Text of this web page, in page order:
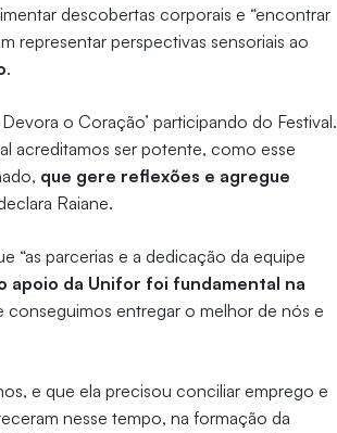
descobertas corporais e “encontrar
representar perspectivas sensoriais ao
.
o Coração’ participando do Festival.
acreditamos ser potente, como esse
que gere reflexões e agregue
Raiane.
“as parcerias e a dedicação da equipe
apoio da Unifor foi fundamental na
conseguimos entregar o melhor de nós e
e que ela precisou conciliar emprego e
nesse tempo, na formação da